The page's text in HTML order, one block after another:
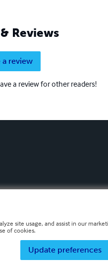
Reviews
a review
a review for other readers!
site usage, and assist in our
of cookies.
Update preferences